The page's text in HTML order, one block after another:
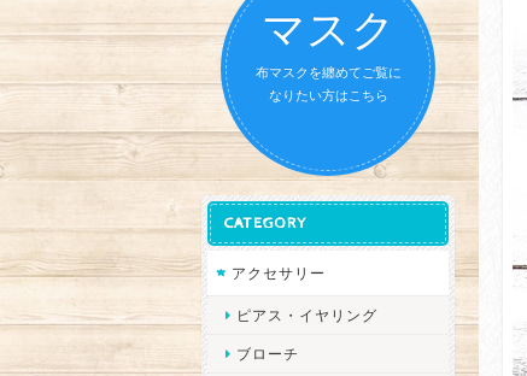
マスク
布マスクを纏めてご覧に
なりたい方はこちら
CATEGORY
アクセサリー
ピアス・イヤリング
ブローチ